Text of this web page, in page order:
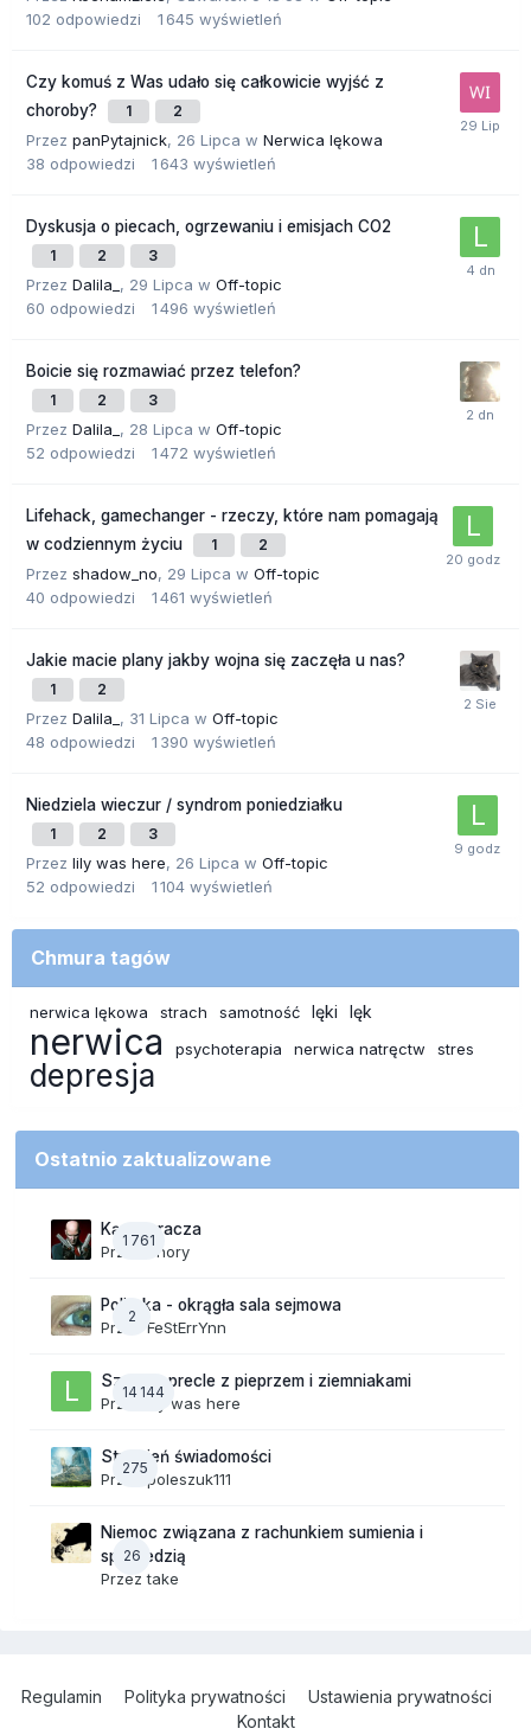
102 odpowiedzi 1 645 wyświetleń
Czy komuś z Was udało się całkowicie wyjść z
choroby?
1 2
Przez panPytajnick, 26 Lipca w Nerwica lękowa
38 odpowiedzi 1 643 wyświetleń
Dyskusja o piecach, ogrzewaniu i emisjach CO2
1 2 3
Przez Dalila_ , 29 Lipca w Off-topic
60 odpowiedzi 1 496 wyświetleń
Boicie się rozmawiać przez telefon?
1 2 3
Przez Dalila_ , 28 Lipca w Off-topic
52 odpowiedzi 1 472 wyświetleń
Lifehack, gamechanger - rzeczy, które nam pomagają
w codziennym życiu
1 2
Przez shadow_no, 29 Lipca w Off-topic
40 odpowiedzi 1 461 wyświetleń
Jakie macie plany jakby wojna się zaczęła u nas?
1 2
Przez Dalila_ , 31 Lipca w Off-topic
48 odpowiedzi 1 390 wyświetleń
Niedziela wieczur / syndrom poniedziałku
1 2 3
Przez lily was here, 26 Lipca w Off-topic
52 odpowiedzi 1 104 wyświetleń
Chmura tagów
nerwica lękowa strach samotność lęki lęk
nerwica psychoterapia nerwica natręctw stres
depresja
Ostatnio zaktualizowane
1 761
Kącik gracza
Przez chory
2
Polityka - okrągła sala sejmowa
Przez FeStErrYnn
14 144
Szalone precle z pieprzem i ziemniakami
Przez lily was here
275
Strumień świadomości
Przezpoleszuk111
26
Niemoc związana z rachunkiem sumienia i
spowiedzią
Przeztake
Regulamin Polityka prywatności
Ustawienia prywatności
Kontakt